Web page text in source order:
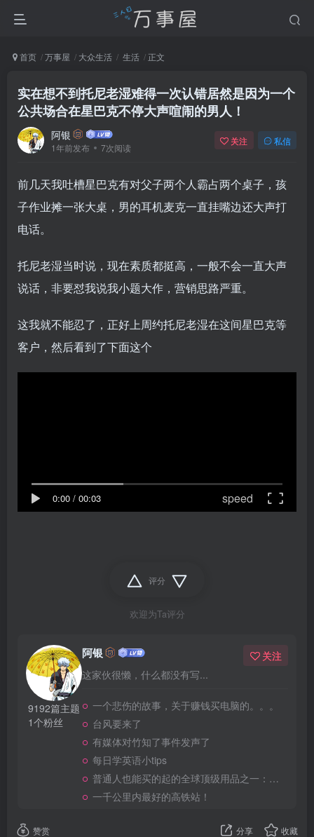
首页 万事屋 大众生活 生活 正文
实在想不到托尼老湿难得一次认错居然是因为一个
公共场合在星巴克不停大声喧闹的男人！
阿银
1年前发布 7次阅读
关注 私信
前几天我吐槽星巴克有对父子两个人霸占两个桌子，孩
子作业摊一张大桌，男的耳机麦克一直挂嘴边还大声打
电话。
托尼老湿当时说，现在素质都挺高，一般不会一直大声
说话，非要怼我说我小题大作，营销思路严重。
这我就不能忍了，正好上周约托尼老湿在这间星巴克等
客户，然后看到了下面这个
0:00 / 00:03 speed
评分
欢迎为Ta评分
9192篇主题
1个粉丝
阿银
这家伙很懒，什么都没有写...
关注
一个悲伤的故事，关于赚钱买电脑的。。。
台风要来了
有媒体对竹知了事件发声了
每日学英语小tips
普通人也能买的起的全球顶级用品之一：WD-40润滑除锈剂！
一千公里内最好的高铁站！
赞赏 分享 收藏